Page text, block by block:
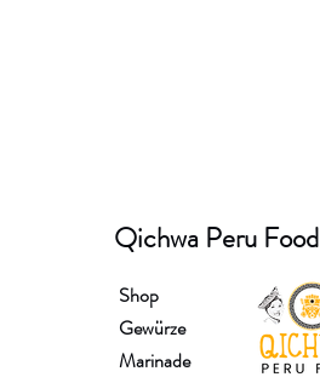
Qichwa Peru Food
Shop
Gewürze
Marinade